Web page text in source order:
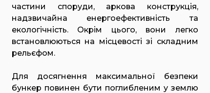
частини споруди, аркова конструкція,
надзвичайна енергоефективність та
екологічність. Окрім цього, вони легко
встановлюються на місцевості зі складним
рельєфом.
Для досягнення максимальної безпеки
бункер повинен бути поглибленим у землю